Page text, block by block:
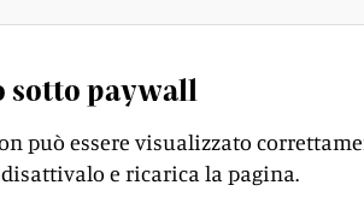
sotto paywall
può essere visualizzato
e ricarica la pagina.